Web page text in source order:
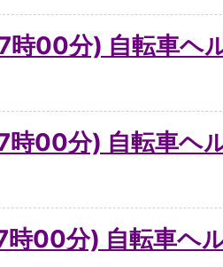
時00分) 自転車ヘ
時00分) 自転車ヘ
時00分) 自転車ヘ